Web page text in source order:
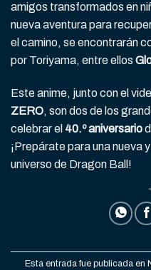
amigos transformados en
nueva aventura para
el camino, se encontrarán
por Toriyama, entre ellos
Este anime, junto con el
ZERO, son dos de los
celebrar el 40.º aniversario
¡Prepárate para una nueva
universo de Dragon Ball!
Esta entrada fue publicada en